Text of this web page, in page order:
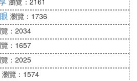
日之後達成任務獲取道具，在
取;
寶箱
中包含了多款可以晌尺抽取的
瀏覽：1736
：2034
：1657
：2025
瀏覽：1574